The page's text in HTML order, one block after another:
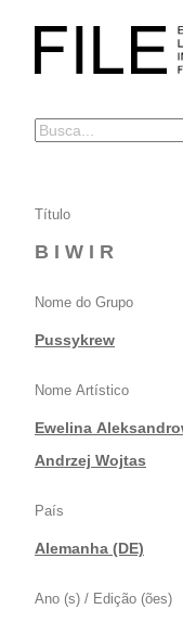
FILE
FESTIVAL
B
I
I
R
Título
B I W I R
Nome do Grupo
Pussykrew
Nome Artístico
Ewelina
|Andrzej Wojtas
País
Alemanha (DE)
Ano (s) / Edição (ões)